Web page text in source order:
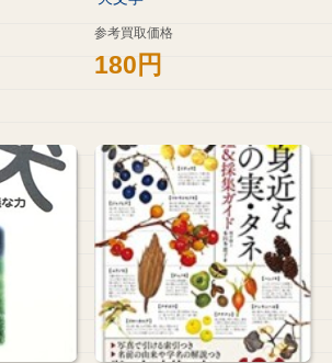
参考買取価格
180円